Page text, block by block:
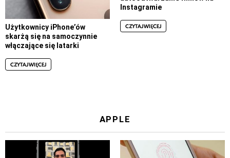
Użytkownicy iPhone’ów
skarżą się na samoczynnie
włączające się latarki
CZYTAJ WIĘCEJ
Instagramie
CZYTAJ WIĘCEJ
APPLE